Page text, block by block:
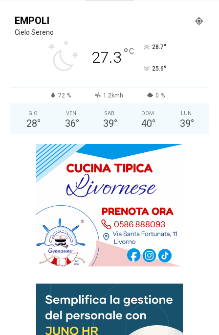
EMPOLI
Cielo Sereno
27.3 °C 28.7°
25.6°
72 % 1.2kmh 0 %
GIO
28°
VEN
36°
SAB
39°
DOM
40°
LUN
39°